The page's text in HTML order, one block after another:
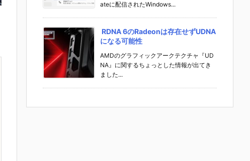
ateに配信されたWindows...
RDNA 6のRadeonは存在せずUDNA
になる可能性
AMDのグラフィックアークテクチャ『UD
NA』に関するちょっとした情報が出てき
ました...